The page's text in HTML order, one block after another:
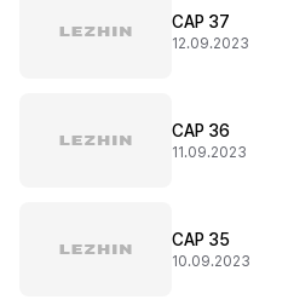
CAP 37
12.09.2023
CAP 36
11.09.2023
CAP 35
10.09.2023